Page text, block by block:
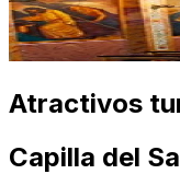
Atractivos
Capilla del